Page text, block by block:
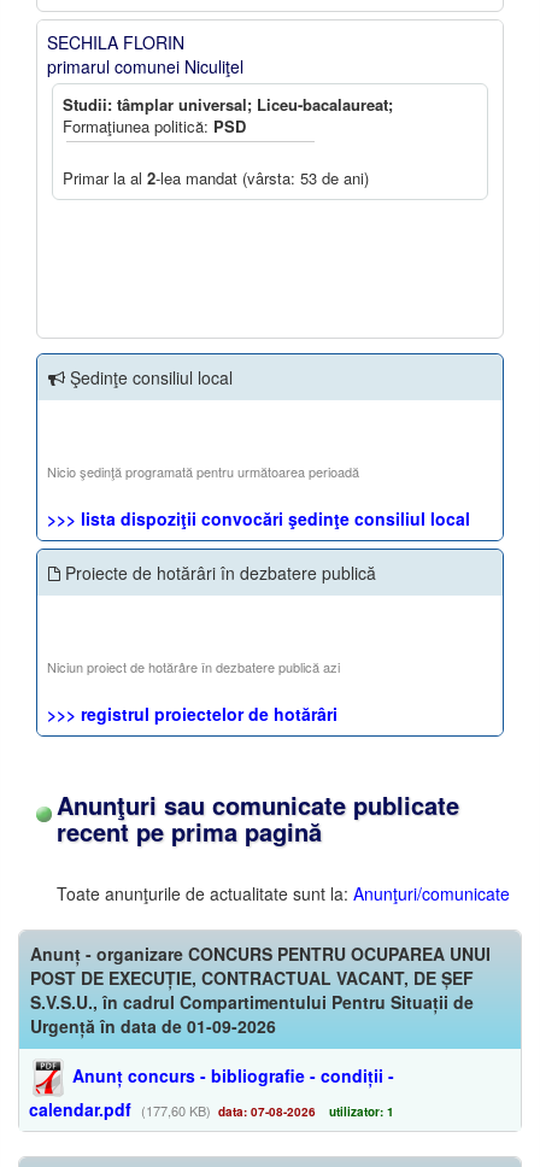
SECHILA FLORIN
primarul comunei Niculiţel
Studii: tâmplar universal; Liceu-bacalaureat;
Formaţiunea politică: PSD
Primar la al 2-lea mandat (vârsta: 53 de ani)
Şedinţe consiliul local
Nicio şedinţă programată pentru următoarea perioadă
>>> lista dispoziţii convocări şedinţe consiliul local
Proiecte de hotărâri în dezbatere publică
Niciun proiect de hotărâre în dezbatere publică azi
>>> registrul proiectelor de hotărâri
Anunţuri sau comunicate publicate
recent pe prima pagină
Toate anunţurile de actualitate sunt la: Anunţuri/comunicate
Anunț - organizare CONCURS PENTRU OCUPAREA UNUI
POST DE EXECUȚIE, CONTRACTUAL VACANT, DE ȘEF
S.V.S.U., în cadrul Compartimentului Pentru Situații de
Urgență în data de 01-09-2026
Anunț concurs - bibliografie - condiții -
calendar.pdf (177,60 KB) data: 07-08-2026 utilizator: 1